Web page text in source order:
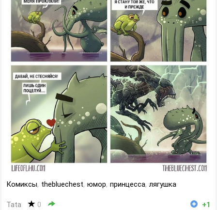
Комиксы, thebluechest, юмор, принцесса, лягушка
Tata 0 +1